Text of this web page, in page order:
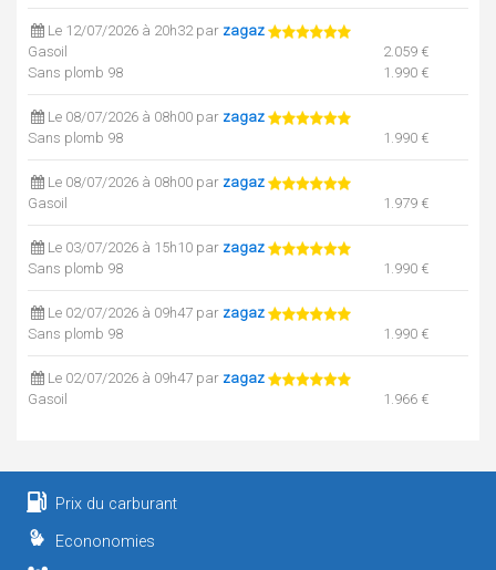
Le 12/07/2026 à 20h32 par zagaz
Gasoil
2.059 €
Sans plomb 98
1.990 €
Le 08/07/2026 à 08h00 par zagaz
Sans plomb 98
1.990 €
Le 08/07/2026 à 08h00 par zagaz
Gasoil
1.979 €
Le 03/07/2026 à 15h10 par zagaz
Sans plomb 98
1.990 €
Le 02/07/2026 à 09h47 par zagaz
Sans plomb 98
1.990 €
Le 02/07/2026 à 09h47 par zagaz
Gasoil
1.966 €
Le 24/06/2026 à 19h54 par
Gasoil
SP95 / E10
Prix du carburant
Econonomies